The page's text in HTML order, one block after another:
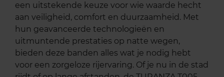
een uitstekende keuze voor wie waarde hecht
aan veiligheid, comfort en duurzaamheid. Met
hun geavanceerde technologieën en
uitmuntende prestaties op natte wegen,
bieden deze banden alles wat je nodig hebt
voor een zorgeloze rijervaring. Of je nu in de stad